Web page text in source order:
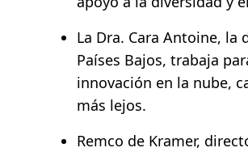
La Dra. Cara Antoine,
Países Bajos, trabaja
innovación en la nube,
más lejos.
Remco de Kramer,